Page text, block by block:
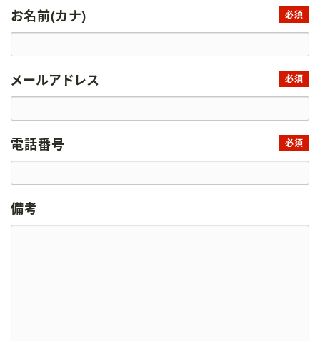
お名前(カナ) 必須
メールアドレス 必須
電話番号 必須
備考